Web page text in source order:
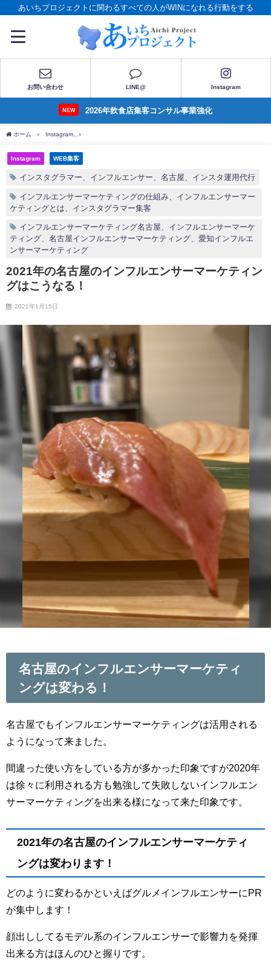
あいちプロジェクトに関わるすべての人がWINになれる行動をする
お問い合わせ LINE@ Instagram
NEW 2026年飲食店集客コンサル事業強化
ホーム Instagram
Instagram WEB集客
インスタグラマー、インフルエンサー、名古屋、インスタ運用代行
インフルエンサーマーケティングの仕組み、インフルエンサーマー
ケティングとは、インスタグラマー集客
インフルエンサーマーケティング名古屋、インフルエンサーマーケ
ティング、名古屋インフルエンサーマーケティング、愛知インフルエ
ンサーマーケティング
2021年の名古屋のインフルエンサーマーケティン
グはこうなる！
2021年1月15日
名古屋のインフルエンサーマーケティ
ングは変わる！
名古屋でもインフルエンサーマーケティングは活用される
ようになって来ました。
間違った使い方をしている方が多かった印象ですが2020年
は徐々に利用される方も勉強して失敗しないインフルエン
サーマーケティングを出来る様になって来た印象です。
2021年の名古屋のインフルエンサーマーケティ
ングは変わります！
どのように変わるかといえばグルメインフルエンサーにPR
が集中します！
顔出ししてるモデル系のインフルエンサーで影響力を発揮
出来る方はほんのひと握りです。